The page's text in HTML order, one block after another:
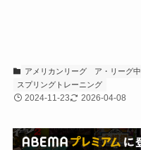
アメリカンリーグ ア・リーグ中
スプリングトレーニング
2024-11-23 2026-04-08